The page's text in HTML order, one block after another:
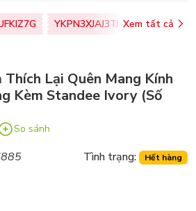
YKPN3XJAJ3TJ Xem tất cả
Thích Lại Quên Mang Kính
Kèm Standee Ivory (Số
So sánh
Tình trạng: Hết hàng